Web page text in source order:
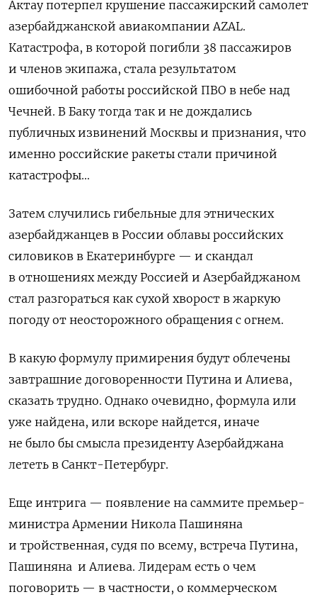
Актау потерпел крушение пассажирский самолет
азербайджанской авиакомпанииAZAL.
Катастрофа, в которой погибли 38 пассажиров
и членов экипажа, стала результатом
ошибочной работы российской ПВО в небе над
Чечней. В Баку тогда так и не дождались
публичных извинений Москвы и признания, что
именно российские ракеты стали причиной
катастрофы…
Затем случились гибельные для этнических
азербайджанцев в России облавы российских
силовиков в Екатеринбурге — и скандал
в отношениях между Россией и Азербайджаном
стал разгораться как сухой хворост в жаркую
погоду от неосторожного обращения с огнем.
В какую формулу примирения будут облечены
завтрашние договоренности Путина и Алиева,
сказать трудно. Однако очевидно, формула или
уже найдена, или вскоре найдется, иначе
не было бы смысла президенту Азербайджана
лететь в Санкт-Петербург.
Еще интрига — появление на саммите премьер-
министра Армении Никола Пашиняна
и тройственная, судя по всему, встреча Путина,
Пашиняна и Алиева. Лидерам есть о чем
поговорить — в частности, о коммерческом